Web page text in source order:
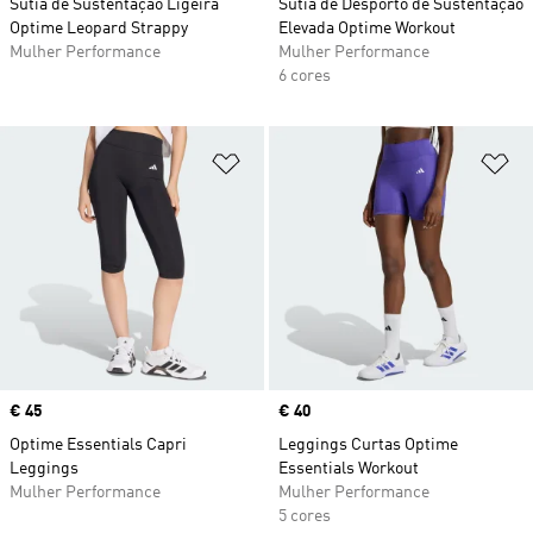
Sutiã de Sustentação Ligeira
Optime Leopard Strappy
Mulher Performance
Sutiã de Desporto de Sustentação
Elevada Optime Workout
Mulher Performance
6 cores
Adicionar à Lista de Desejos
Price
€ 45
Optime Essentials Capri
Leggings
Mulher Performance
Price
€ 40
Leggings Curtas Optime
Essentials Workout
Mulher Performance
5 cores